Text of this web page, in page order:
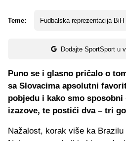
Teme: Fudbalska reprezentacija BiH
Dodajte SportSport u
Puno se i glasno pričalo o
sa Slovacima apsolutni
pobjedu i kako smo
izazove, te postići dva – tri
Nažalost, korak više ka